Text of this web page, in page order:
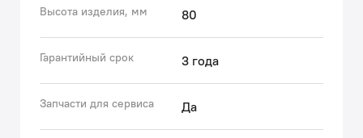
года.Высота изделия, мм 80
Гарантийный срок 3 года
Запчасти для сервиса Да